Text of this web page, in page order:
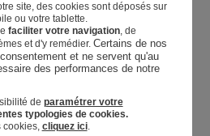
site, des cookies sont déposés sur
ou votre tablette.
faciliter votre navigation, de
et d'y remédier. Certains de nos
et ne servent qu'au
des performances de notre
de paramétrer votre
typologies de cookies.
cookies, cliquez ici.